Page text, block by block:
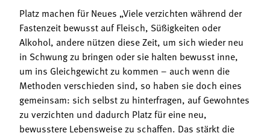
Platz machen für Neues „Viele verzichten während der
Fastenzeit bewusst auf Fleisch, Süßigkeiten oder
Alkohol, andere nützen diese Zeit, um sich wieder neu
in Schwung zu bringen oder sie halten bewusst inne,
um ins Gleichgewicht zu kommen – auch wenn die
Methoden verschieden sind, so haben sie doch eines
gemeinsam: sich selbst zu hinterfragen, auf Gewohntes
zu verzichten und dadurch Platz für eine neu,
bewusstere Lebensweise zu schaffen. Das stärkt die